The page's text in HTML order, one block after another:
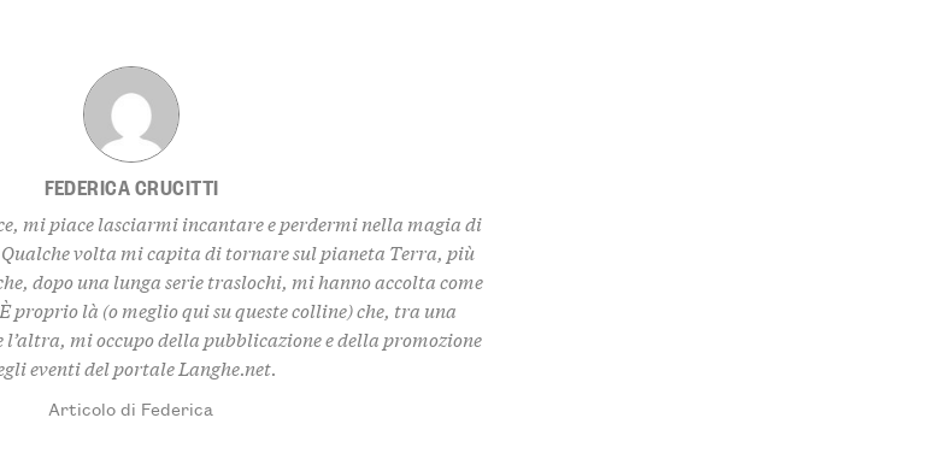
FEDERICA CRUCITTI
mi piace lasciarmi incantare e perdermi nella magia di
volta mi capita di tornare sul pianeta Terra, più
dopo una lunga serie traslochi, mi hanno accolta come
là (o meglio qui su queste colline) che, tra una
l’altra, mi occupo della pubblicazione e della promozione
eventi del portale Langhe.net.
Articolo di Federica